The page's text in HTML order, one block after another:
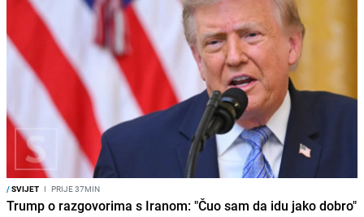
/SVIJET I PRIJE 37MIN
Trump o razgovorima s Iranom: "Čuo sam da idu jako dobro"